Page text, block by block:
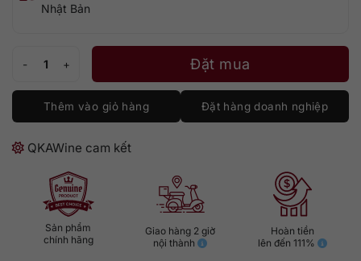
Nhật Bản
Matsui The San-In Blended số lượngĐặt mua
Thêm vào giỏ hàng Đặt hàng doanh nghiệp
QKAWine cam kết
Sản phẩm
chính hãng
Giao hàng 2 giờ
nội thành
Hoàn tiền
lên đến 111%